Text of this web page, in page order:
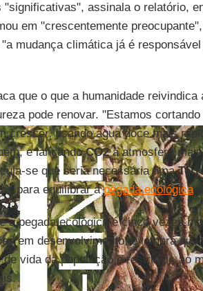
assinala o relatório,
em "crescentemente
mudança climática já é
que o que a humanidade reivindica
pode renovar. "Estamos
crescer, usando água doce mais
e lançandoCO2à atmosfera
se que seria necessária uma
para equilibrar apegada ecológica
a pegada ecológica é cinco vezes
em desenvolvimento, e lembra que
vida da população e restringir, ao